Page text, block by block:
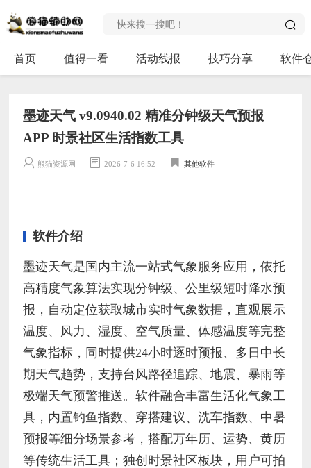
首页 值得一看 活动线报 技巧分享 软件
墨迹天气 v9.0940.02 精准分钟级天气预报
APP 时景社区生活指数工具
熊猫资源网 2026-7-6 16:52 其他软件
软件介绍
墨迹天气是国内主流一站式气象服务应用，依托
高精度气象算法实现分钟级、公里级短时降水预
报，自动定位获取城市实时气象数据，直观展示
温度、风力、湿度、空气质量、体感温度等完整
气象指标，同时提供24小时逐时预报、多日中长
期天气趋势，支持台风路径追踪、地震、暴雨等
极端天气预警推送。软件融合丰富生活化气象工
具，内置钓鱼指数、穿搭建议、洗车指数、中暑
预报等细分场景参考，搭配万年历、运势、黄历
等传统生活工具；独创时景社区板块，用户可拍